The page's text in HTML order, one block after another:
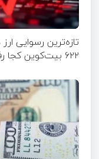
تازه‌ترین رسوایی
۶۲۲ بیت‌کوین کجا رفت؟